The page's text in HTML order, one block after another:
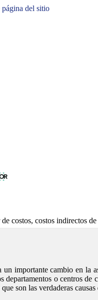
del sitio
costos, costos indirectos
importante cambio en la
o centros
son las verdaderas